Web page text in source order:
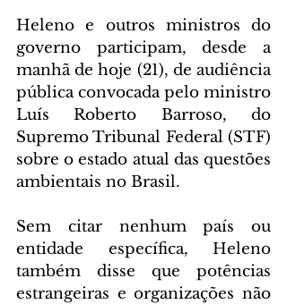
Heleno e outros ministros do
governo participam, desde a
manhã de hoje (21), de audiência
pública convocada pelo ministro
Luís Roberto Barroso, do
Supremo Tribunal Federal (STF)
sobre o estado atual das questões
ambientais no Brasil.
Sem citar nenhum país ou
entidade específica, Heleno
também disse que potências
estrangeiras e organizações não